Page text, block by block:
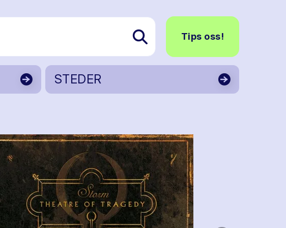
Tips oss!
STEDER